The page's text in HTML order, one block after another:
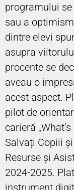
programului
sau a
dintre elevi
asupra
procente se
aveau o
acest aspect.
pilot de
carieră
Salvați Copiii
Resurse și
2024-2025.
instrument